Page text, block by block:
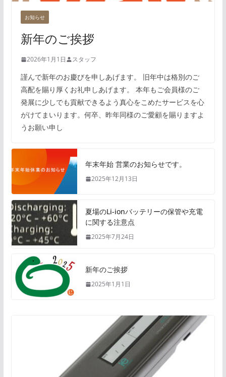
お知らせ
新年のご挨拶
2026年1月1日 スタッフ
謹んで新年のお慶びを申しあげます。 旧年中は格別のご
高配を賜り厚くお礼申しあげます。 本年もご会員様のご
発展に少しでも貢献できるよう真心をこめたサービスを心
がけてまいります。何卒、昨年同様のご愛顧を賜りますよ
うお願い申し
年末年始 営業のお知らせです。
2025年12月13日
夏場のLi-ionバッテリーの保管や充電
に関する注意点
2025年7月24日
新年のご挨拶
2025年1月1日